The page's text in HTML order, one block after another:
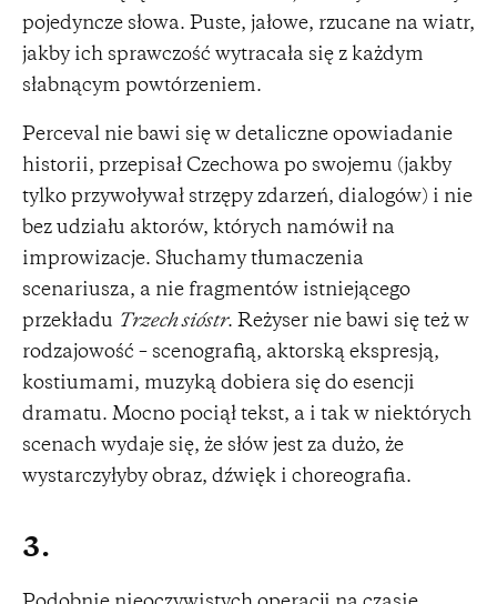
pojedyncze słowa. Puste, jałowe, rzucane na wiatr,
jakby ich sprawczość wytracała się z każdym
słabnącym powtórzeniem.
Perceval nie bawi się w detaliczne opowiadanie
historii, przepisał Czechowa po swojemu (jakby
tylko przywoływał strzępy zdarzeń, dialogów) i nie
bez udziału aktorów, których namówił na
improwizacje. Słuchamy tłumaczenia
scenariusza, a nie fragmentów istniejącego
przekładu Trzech sióstr. Reżyser nie bawi się też w
rodzajowość – scenografią, aktorską ekspresją,
kostiumami, muzyką dobiera się do esencji
dramatu. Mocno pociął tekst, a i tak w niektórych
scenach wydaje się, że słów jest za dużo, że
wystarczyłyby obraz, dźwięk i choreografia.
3.